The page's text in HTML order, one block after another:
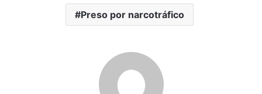
Preso por narcotráfico